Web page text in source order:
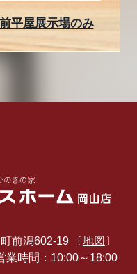
平屋展示場のみ
前潟602-19 〔地図 〕
業時間：10:00～18:00